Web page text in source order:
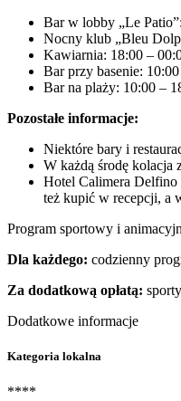
Bar w lobby „Le
Nocny klub „Bleu
Kawiarnia: 18:00 –
Bar przy basenie:
Bar na plaży: 10:00 –
Pozostałe informacje:
Niektóre bary i
W każdą środę kolacja
Hotel Calimera Delfino
też kupić w recepcji, a
Program sportowy i
Dla każdego: codzienny
Za dodatkową opłatą:
Dodatkowe informacje
Kategoria lokalna
****